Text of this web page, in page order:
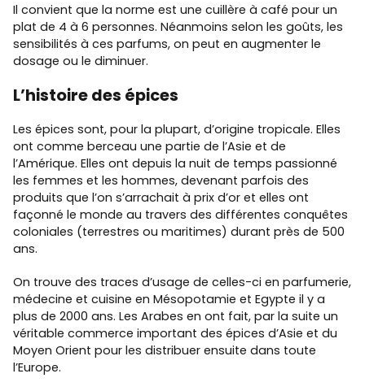
Il convient que la norme est une cuillère à café pour un
plat de 4 à 6 personnes. Néanmoins selon les goûts, les
sensibilités à ces parfums, on peut en augmenter le
dosage ou le diminuer.
L’histoire des épices
Les épices sont, pour la plupart, d’origine tropicale. Elles
ont comme berceau une partie de l’Asie et de
l’Amérique. Elles ont depuis la nuit de temps passionné
les femmes et les hommes, devenant parfois des
produits que l’on s’arrachait à prix d’or et elles ont
façonné le monde au travers des différentes conquêtes
coloniales (terrestres ou maritimes) durant près de 500
ans.
On trouve des traces d’usage de celles-ci en parfumerie,
médecine et cuisine en Mésopotamie et Egypte il y a
plus de 2000 ans. Les Arabes en ont fait, par la suite un
véritable commerce important des épices d’Asie et du
Moyen Orient pour les distribuer ensuite dans toute
l’Europe.